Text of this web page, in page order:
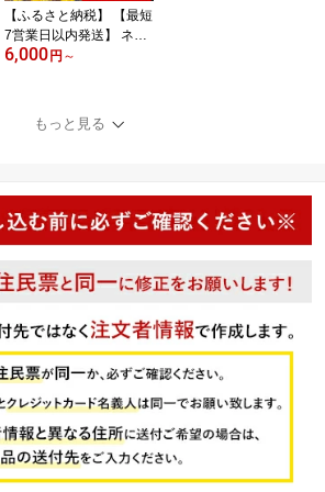
【ふるさと納税】 【最短
7営業日以内発送】 ネギ
トロ 600g / 800g / 1.2kg
期便 手詰め ねぎとろ マ
グロ 鮪 まぐろたたき ね
送料無料 お取り寄せ 愛
媛県 松山市
6,000円 ～
もっと見る